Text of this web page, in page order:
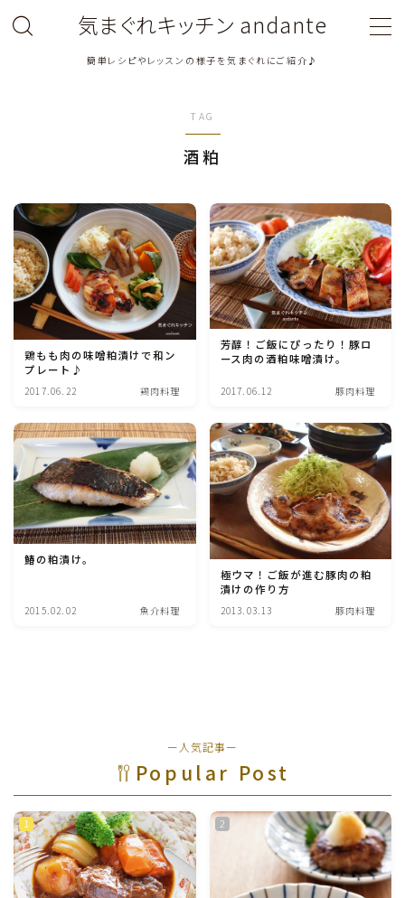
気まぐれキッチン andante
簡単レシピやレッスンの様子を気まぐれにご紹介♪
鶏肉料理
豚肉料理
牛肉料理
ひき肉料理
魚介料理
卵料理
野菜料理(ブロッコリー・カリフラワー・パプリカ・菜
の花・その他)
野菜料理(きゅうり・なす・トマト・ピーマン・かぼち
ゃ・ゴーヤ)
アスパラガス)
根菜料理（にんじん・ごぼう・かぶ・大根・れんこん・
ビーツ)
TAG
酒粕
鶏もも肉の味噌粕漬けで和ン
プレート♪
2017.06.22 鶏肉料理
芳醇！ご飯にぴったり！豚ロ
ース肉の酒粕味噌漬け。
2017.06.12 豚肉料理
鰆の粕漬け。
2015.02.02 魚介料理
極ウマ！ご飯が進む豚肉の粕
漬けの作り方
2013.03.13 豚肉料理
ー人気記事ー
Popular Post